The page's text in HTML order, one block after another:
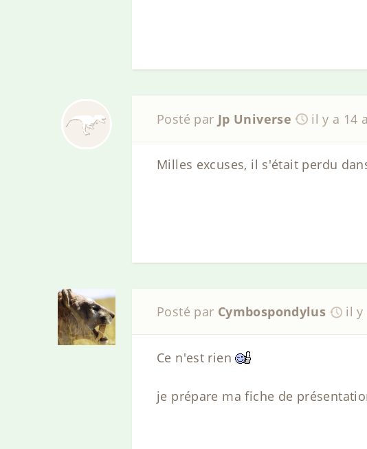
Posté par Jp Universe il y a 14
Milles excuses, il s'était perdu
Posté par Cymbospondylus il y
Ce n'est rien
je prépare ma fiche de